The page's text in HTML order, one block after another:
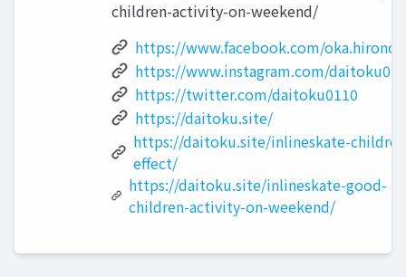
children-activity-on-weekend/
https://www.facebook.com/
https://www.instagram.com/
https://twitter.com/daitoku0110
https://daitoku.site/
https://daitoku.site/inlineskate-
effect/
https://daitoku.site/inlineskate-good-
children-activity-on-weekend/